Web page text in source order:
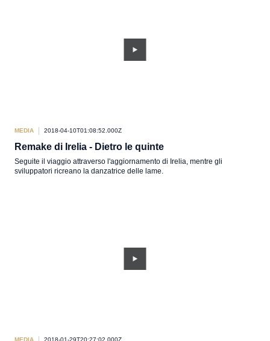
MEDIA 2018-04-10T01:08:52.000Z
Remake di Irelia - Dietro le quinte
Seguite il viaggio attraverso l'aggiornamento di Irelia, mentre gli
sviluppatori ricreano la danzatrice delle lame.
MEDIA 2018-01-29T20:27:02.000Z